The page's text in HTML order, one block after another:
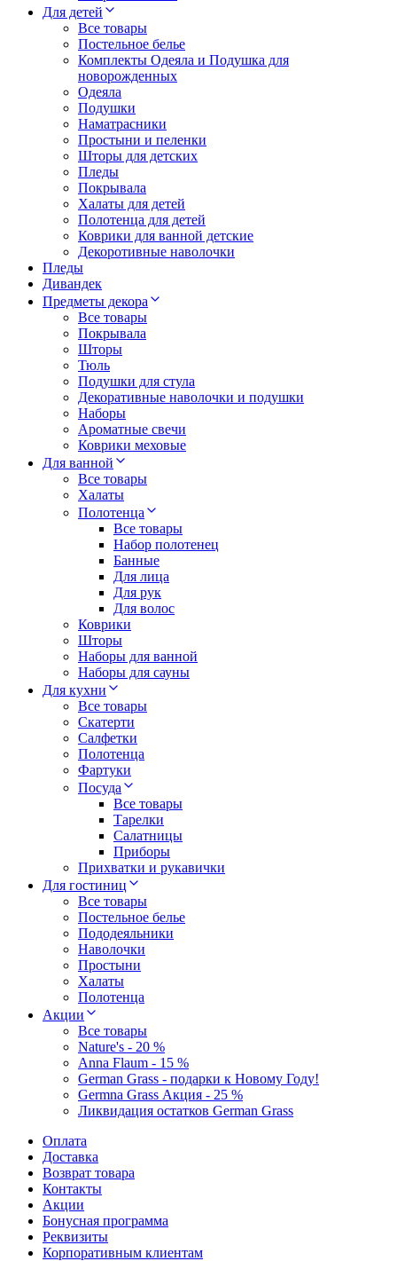
Для детей
Все товары
Постельное белье
Комплекты Одеяла и Подушка для
новорожденных
Одеяла
Подушки
Наматрасники
Простыни и пеленки
Шторы для детских
Пледы
Покрывала
Халаты для детей
Полотенца для детей
Коврики для ванной детские
Декоротивные наволочки
Пледы
Дивандек
Предметы декора
Все товары
Покрывала
Шторы
Тюль
Подушки для стула
Декоративные наволочки и подушки
Наборы
Ароматные свечи
Коврики меховые
Для ванной
Все товары
Халаты
Полотенца
Все товары
Набор полотенец
Банные
Для лица
Для рук
Для волос
Коврики
Шторы
Наборы для ванной
Наборы для сауны
Для кухни
Все товары
Скатерти
Салфетки
Полотенца
Фартуки
Посуда
Все товары
Тарелки
Салатницы
Приборы
Прихватки и рукавички
Для гостиниц
Все товары
Постельное белье
Пододеяльники
Наволочки
Простыни
Халаты
Полотенца
Акции
Все товары
Nature's - 20 %
Anna Flaum - 15 %
German Grass - подарки к Новому Году!
Germna Grass Акция - 25 %
Ликвидация остатков German Grass
Оплата
Доставка
Возврат товара
Контакты
Акции
Бонусная программа
Реквизиты
Корпоративным клиентам